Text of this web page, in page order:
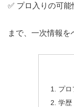
✅ プロ入りの可能
まで、一次情報
プロ
学歴